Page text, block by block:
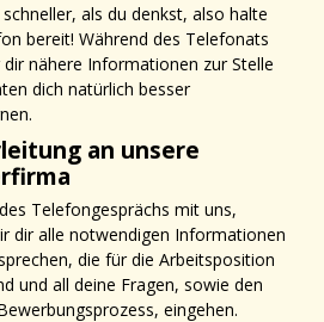
als du denkst, also halte
bereit! Während des Telefonats
dir nähere Informationen zur Stelle
dich natürlich besser
an unsere
Telefongesprächs mit uns,
dir alle notwendigen Informationen
die für die Arbeitsposition
und all deine Fragen, sowie den
eingehen.